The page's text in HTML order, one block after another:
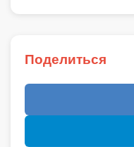
Поделиться